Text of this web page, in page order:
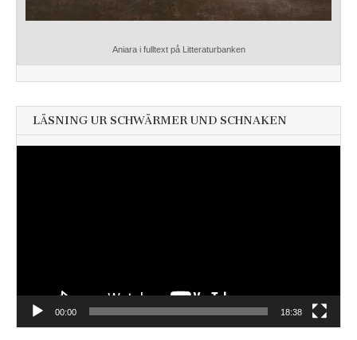
Aniara i fulltext på Litteraturbanken
LÄSNING UR SCHWÄRMER UND SCHNAKEN
00:00 18:38